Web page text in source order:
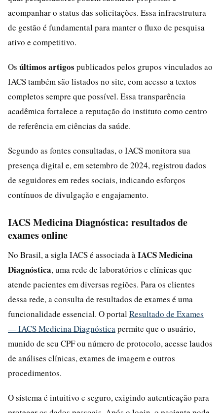
acompanhar o status das solicitações. Essa infraestrutura
de gestão é fundamental para manter o fluxo de pesquisa
ativo e competitivo.
Os últimos artigos publicados pelos grupos vinculados ao
IACS também são listados no site, com acesso a textos
completos sempre que possível. Essa transparência
acadêmica fortalece a reputação do instituto como centro
de referência em ciências da saúde.
Segundo as fontes consultadas, o IACS monitora sua
presença digital e, em setembro de 2024, registrou dados
de seguidores em redes sociais, indicando esforços
contínuos de divulgação e engajamento.
IACS Medicina Diagnóstica: resultados de
exames online
No Brasil, a sigla IACS é associada à IACS Medicina
Diagnóstica, uma rede de laboratórios e clínicas que
atende pacientes em diversas regiões. Para os clientes
dessa rede, a consulta de resultados de exames é uma
funcionalidade essencial. O portal Resultado de Exames
— IACS Medicina Diagnóstica permite que o usuário,
munido de seu CPF ou número de protocolo, acesse laudos
de análises clínicas, exames de imagem e outros
procedimentos.
O sistema é intuitivo e seguro, exigindo autenticação para